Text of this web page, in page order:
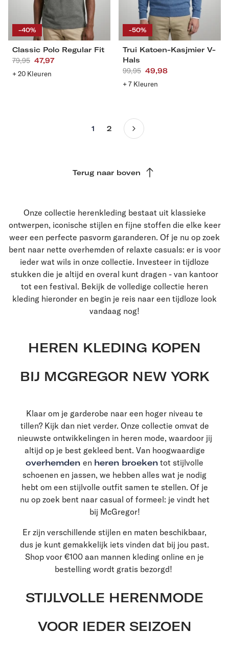
-40%
S XL
XXL 3XL 4XL
Classic Polo Regular Fit
Aanbevolen
prijs
79,95 Actieprijs
47,97
+ 20 Kleuren
-50%
M L XL
XXL 3XL 4XL
Trui Katoen-Kasjmier V-
Hals
Aanbevolen
prijs
99,95 Actieprijs
49,98
+ 7 Kleuren
1 2
Terug naar boven
Onze collectie herenkleding bestaat uit klassieke
ontwerpen, iconische stijlen en fijne stoffen die elke keer
weer een perfecte pasvorm garanderen. Of je nu op zoek
bent naar nette overhemden of relaxte casuals: er is voor
ieder wat wils in onze collectie. Investeer in tijdloze
stukken die je altijd en overal kunt dragen - van kantoor
tot een festival. Bekijk de volledige collectie heren
kleding hieronder en begin je reis naar een tijdloze look
vandaag nog!
HEREN KLEDING KOPEN
BIJ MCGREGOR NEW YORK
Klaar om je garderobe naar een hoger niveau te
tillen? Kijk dan niet verder. Onze collectie omvat de
nieuwste ontwikkelingen in heren mode, waardoor jij
altijd op je best gekleed bent. Van hoogwaardige
overhemden en heren broeken tot stijlvolle
schoenen en jassen, we hebben alles wat je nodig
hebt om een stijlvolle outfit samen te stellen. Of je
nu op zoek bent naar casual of formeel: je vindt het
bij McGregor!
Er zijn verschillende stijlen en maten beschikbaar,
dus je kunt gemakkelijk iets vinden dat bij jou past.
Shop voor €100 aan mannen kleding online en je
bestelling wordt gratis bezorgd!
STIJLVOLLE HERENMODE
VOOR IEDER SEIZOEN